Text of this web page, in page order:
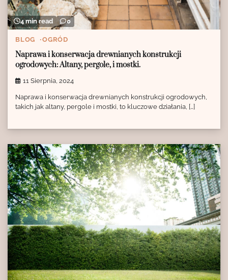
4 min read 0
BLOG OGRÓD
Naprawa i konserwacja drewnianych konstrukcji
ogrodowych: Altany, pergole, i mostki.
11 Sierpnia, 2024
Naprawa i konserwacja drewnianych konstrukcji ogrodowych,
takich jak altany, pergole i mostki, to kluczowe działania, […]